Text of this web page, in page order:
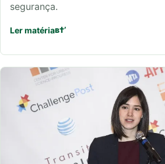
segurança.
Ler matéria